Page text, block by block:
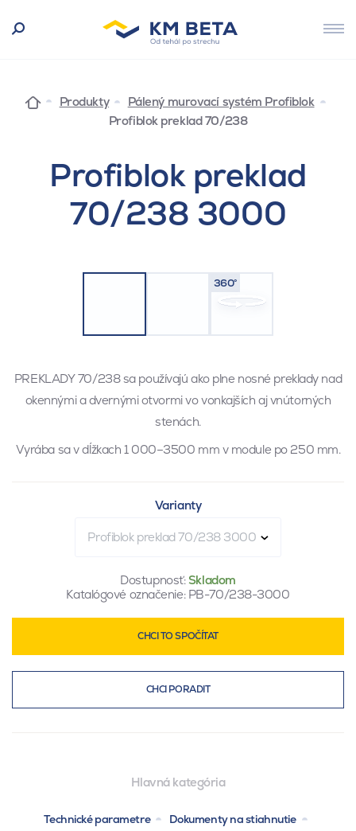
Produkty
Pálený murovací systém Profiblok
Profiblok preklad 70/238
Profiblok preklad
70/238 3000
360°
PREKLADY 70/238 sa používajú ako plne nosné preklady nad
okennými a dvernými otvormi vo vonkajších aj vnútorných
stenách.
Vyrába sa v dĺžkach 1 000–3500 mm v module po 250 mm.
Varianty
Profiblok preklad 70/238 3000
Dostupnosť:Skladom
Katalógové označenie: PB-70/238-3000
CHCI TO SPOČÍTAT
CHCI PORADIT
Hlavná kategória
Technické parametre
Dokumenty na stiahnutie